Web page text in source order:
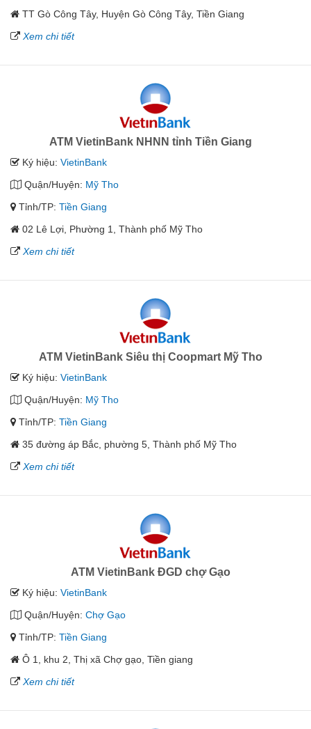
TT Gò Công Tây, Huyện Gò Công Tây, Tiền Giang
Xem chi tiết
ATM VietinBank NHNN tỉnh Tiền Giang
Ký hiệu: VietinBank
Quận/Huyện: Mỹ Tho
Tỉnh/TP: Tiền Giang
02 Lê Lợi, Phường 1, Thành phố Mỹ Tho
Xem chi tiết
ATM VietinBank Siêu thị Coopmart Mỹ Tho
Ký hiệu: VietinBank
Quận/Huyện: Mỹ Tho
Tỉnh/TP: Tiền Giang
35 đường áp Bắc, phường 5, Thành phố Mỹ Tho
Xem chi tiết
ATM VietinBank ĐGD chợ Gạo
Ký hiệu: VietinBank
Quận/Huyện: Chợ Gạo
Tỉnh/TP: Tiền Giang
Ô 1, khu 2, Thị xã Chợ gạo, Tiền giang
Xem chi tiết